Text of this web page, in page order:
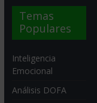
Temas
Populares
Inteligencia
Emocional
Análisis DOFA